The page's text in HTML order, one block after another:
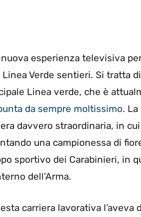
nuova esperienza televisiva
Linea Verde sentieri. Si tratta
Linea verde, che è
da sempre moltissimo.
davvero straordinaria, in
una campionessa di
sportivo dei Carabinieri, in
dell’Arma.
carriera lavorativa